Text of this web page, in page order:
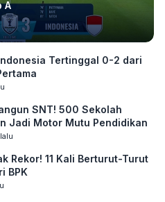
A
Tertinggal 0-2 dari
SNT! 500 Sekolah
Jadi Motor Mutu Pendidikan
Rekor! 11 Kali Berturut-Turut
BPK